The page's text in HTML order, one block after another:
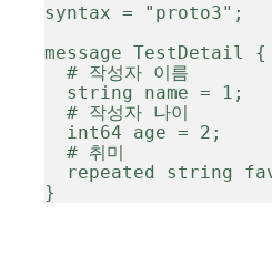
syntax = "proto3";
message TestDetail {
# 작성자 이름
string name = 1;
# 작성자 나이
int64 age = 2;
# 취미
repeated string
}